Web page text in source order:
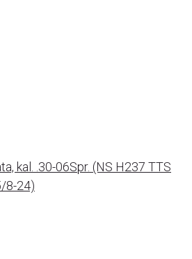
kal. .30-06Spr. (NS H237 TTS
8-24)